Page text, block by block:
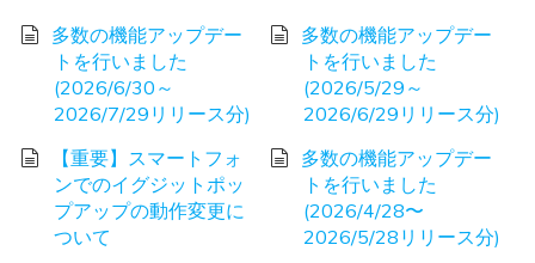
多数の機能アップデー
トを行いました
(2026/6/30～
2026/7/29リリース分)
多数の機能アップデー
トを行いました
(2026/5/29～
2026/6/29リリース分)
【重要】スマートフォ
ンでのイグジットポッ
プアップの動作変更に
ついて
多数の機能アップデー
トを行いました
(2026/4/28〜
2026/5/28リリース分)